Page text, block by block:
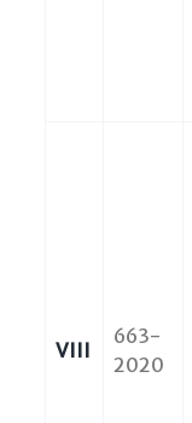
VIII
663-
2020